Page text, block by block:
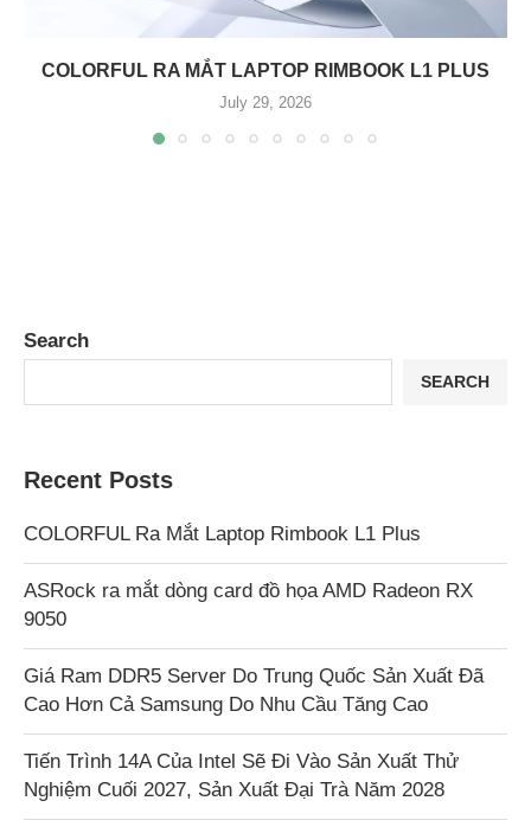
COLORFUL RA MẮT LAPTOP RIMBOOK L1 PLUS
July 29, 2026
Search
SEARCH
Recent Posts
COLORFUL Ra Mắt Laptop Rimbook L1 Plus
ASRock ra mắt dòng card đồ họa AMD Radeon RX
9050
Giá Ram DDR5 Server Do Trung Quốc Sản Xuất Đã
Cao Hơn Cả Samsung Do Nhu Cầu Tăng Cao
Tiến Trình 14A Của Intel Sẽ Đi Vào Sản Xuất Thử
Nghiệm Cuối 2027, Sản Xuất Đại Trà Năm 2028